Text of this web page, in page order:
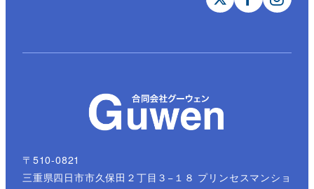
〒510-0821
三重県四日市市久保田２丁目３−１８ プリンセスマンショ